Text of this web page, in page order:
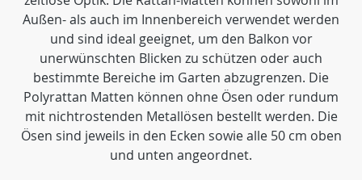
Außen- als auch im Innenbereich verwendet werden
und sind ideal geeignet, um den Balkon vor
unerwünschten Blicken zu schützen oder auch
bestimmte Bereiche im Garten abzugrenzen. Die
Polyrattan Matten können ohne Ösen oder rundum
mit nichtrostenden Metallösen bestellt werden. Die
Ösen sind jeweils in den Ecken sowie alle 50 cm oben
und unten angeordnet.